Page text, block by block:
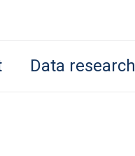
Data research